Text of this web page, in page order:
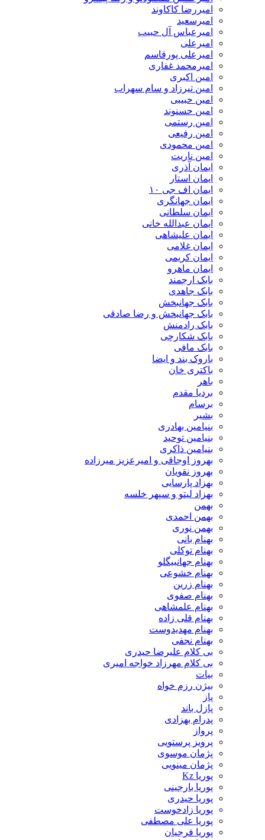
امیررضا کاکاوند
امیرسعید
امیرعباس آل حبیب
امیرعلی
امیرعلی پورقاسم
امیرمحمد غفاری
امین اکبری
امین تیرزاد و سام سهراب
امین حبیبی
امین حسنوند
امین رستمی
امین رفیعی
امین محمودی
امین ناریت
ایمان آذری
ایمان استار
ایمان اف جی ۱۰
ایمان جهانگری
ایمان سلطانی
ایمان عبدالله خانی
ایمان علیشاهی
ایمان غلامی
ایمان کریمی
ایمان ماهرو
بابک ارجمند
بابک جاهدی
بابک جهانبخش
بابک جهانبخش و رضا صادقی
بابک رادمنش
بابک شکارچی
بابک مافی
باروک بند و ایضا
باکتری خان
باهر
بردیا مقدم
برسام
بشیر
بنیامین بهادری
بنیامین توحید
بنیامین ذاکری
بهروز اوجاقی و امیرعزیز میرزاده
بهروز نقویان
بهزاد پارسایی
بهزاد لیتو و سپهر خلسه
بهمن
بهمن احمدی
بهمن نوری
بهنام بانی
بهنام توکلی
بهنام جهانبیگلو
بهنام خشوعی
بهنام زرین
بهنام صفوی
بهنام علمشاهی
بهنام قلی زاده
بهنام مهدیدوست
بهنام نجفی
بی کلام علیرضا حیدری
بی کلام مهرزاد خواجه امیری
بیات
بیژن رزم خواه
پاز
پازل باند
پدرام بهزادی
پرواز
پرویز پرستویی
پژمان موسوی
پژمان مینویی
پوریا Kz
پوریا بارجینی
پوریا حیدری
پوریا زادخوست
پوریا علی مصطفی
پوریا فرجیان